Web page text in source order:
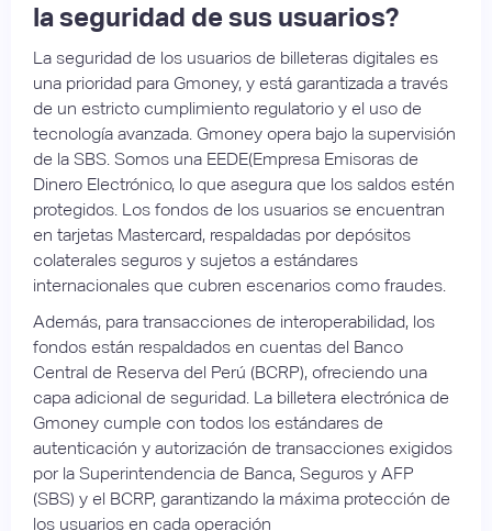
la seguridad de sus usuarios?
La seguridad de los usuarios de billeteras digitales es
una prioridad para Gmoney, y está garantizada a través
de un estricto cumplimiento regulatorio y el uso de
tecnología avanzada. Gmoney opera bajo la supervisión
de la SBS. Somos una EEDE(Empresa Emisoras de
Dinero Electrónico, lo que asegura que los saldos estén
protegidos. Los fondos de los usuarios se encuentran
en tarjetas Mastercard, respaldadas por depósitos
colaterales seguros y sujetos a estándares
internacionales que cubren escenarios como fraudes.
Además, para transacciones de interoperabilidad, los
fondos están respaldados en cuentas del Banco
Central de Reserva del Perú (BCRP), ofreciendo una
capa adicional de seguridad. La billetera electrónica de
Gmoney cumple con todos los estándares de
autenticación y autorización de transacciones exigidos
por la Superintendencia de Banca, Seguros y AFP
(SBS) y el BCRP, garantizando la máxima protección de
los usuarios en cada operación